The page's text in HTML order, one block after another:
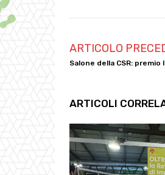
ARTICOLO
Salone della CSR:
ARTICOLI